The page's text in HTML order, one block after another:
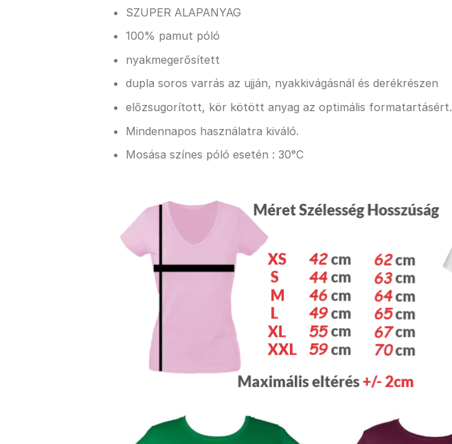
SZUPER ALAPANYAG
100% pamut póló
nyakmegerősített
dupla soros varrás az ujján, nyakkivágásnál és derékrészen
előzsugorított, kör kötött anyag az optimális formatartásért.
Mindennapos használatra kiváló.
Mosása színes póló esetén : 30°C